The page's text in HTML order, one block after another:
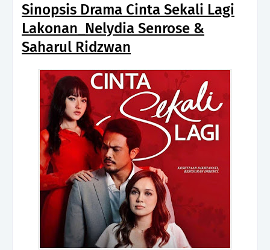
Sinopsis Drama Cinta Sekali Lagi
Lakonan_Nelydia Senrose &
Saharul Ridzwan